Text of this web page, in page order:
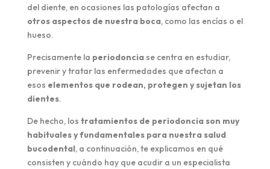
del diente, en ocasiones las patologías afectan a
otros aspectos de nuestra boca, como las encías o el
hueso.
Precisamente la periodonciase centra en estudiar,
prevenir y tratar las enfermedades que afectan a
esos elementos que rodean, protegen y sujetan los
dientes.
De hecho, los tratamientos de periodoncia son muy
habituales y fundamentales para nuestra salud
bucodental, a continuación, te explicamos en qué
consisten y cuándo hay que acudir a un especialista